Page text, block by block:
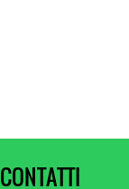
CONTATTI